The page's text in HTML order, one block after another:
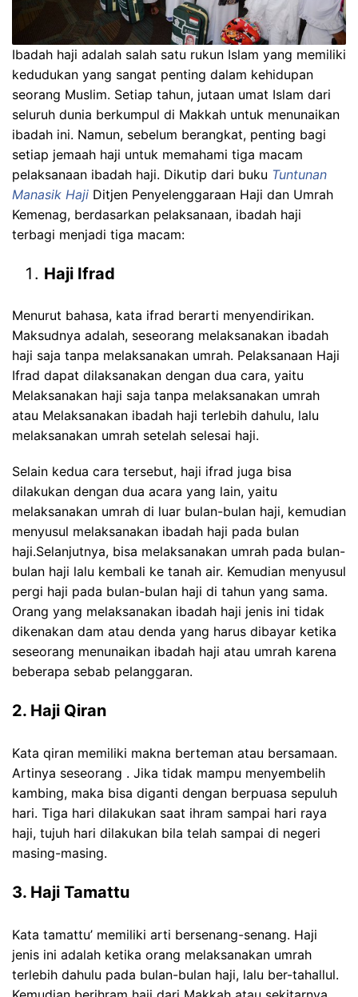
Ibadah haji adalah salah satu rukun Islam yang memiliki
kedudukan yang sangat penting dalam kehidupan
seorang Muslim. Setiap tahun, jutaan umat Islam dari
seluruh dunia berkumpul di Makkah untuk menunaikan
ibadah ini. Namun, sebelum berangkat, penting bagi
setiap jemaah haji untuk memahami tiga macam
pelaksanaan ibadah haji. Dikutip dari buku Tuntunan
Manasik Haji Ditjen Penyelenggaraan Haji dan Umrah
Kemenag, berdasarkan pelaksanaan, ibadah haji
terbagi menjadi tiga macam:
Haji Ifrad
Menurut bahasa, kata ifrad berarti menyendirikan.
Maksudnya adalah, seseorang melaksanakan ibadah
haji saja tanpa melaksanakan umrah. Pelaksanaan Haji
Ifrad dapat dilaksanakan dengan dua cara, yaitu
Melaksanakan haji saja tanpa melaksanakan umrah
atau Melaksanakan ibadah haji terlebih dahulu, lalu
melaksanakan umrah setelah selesai haji.
Selain kedua cara tersebut, haji ifrad juga bisa
dilakukan dengan dua acara yang lain, yaitu
melaksanakan umrah di luar bulan-bulan haji, kemudian
menyusul melaksanakan ibadah haji pada bulan
haji.Selanjutnya, bisa melaksanakan umrah pada bulan-
bulan haji lalu kembali ke tanah air. Kemudian menyusul
pergi haji pada bulan-bulan haji di tahun yang sama.
Orang yang melaksanakan ibadah haji jenis ini tidak
dikenakan dam atau denda yang harus dibayar ketika
seseorang menunaikan ibadah haji atau umrah karena
beberapa sebab pelanggaran.
2. Haji Qiran
Kata qiran memiliki makna berteman atau bersamaan.
Artinya seseorang . Jika tidak mampu menyembelih
kambing, maka bisa diganti dengan berpuasa sepuluh
hari. Tiga hari dilakukan saat ihram sampai hari raya
haji, tujuh hari dilakukan bila telah sampai di negeri
masing-masing.
3. Haji Tamattu
Kata tamattu’ memiliki arti bersenang-senang. Haji
jenis ini adalah ketika orang melaksanakan umrah
terlebih dahulu pada bulan-bulan haji, lalu ber-tahallul.